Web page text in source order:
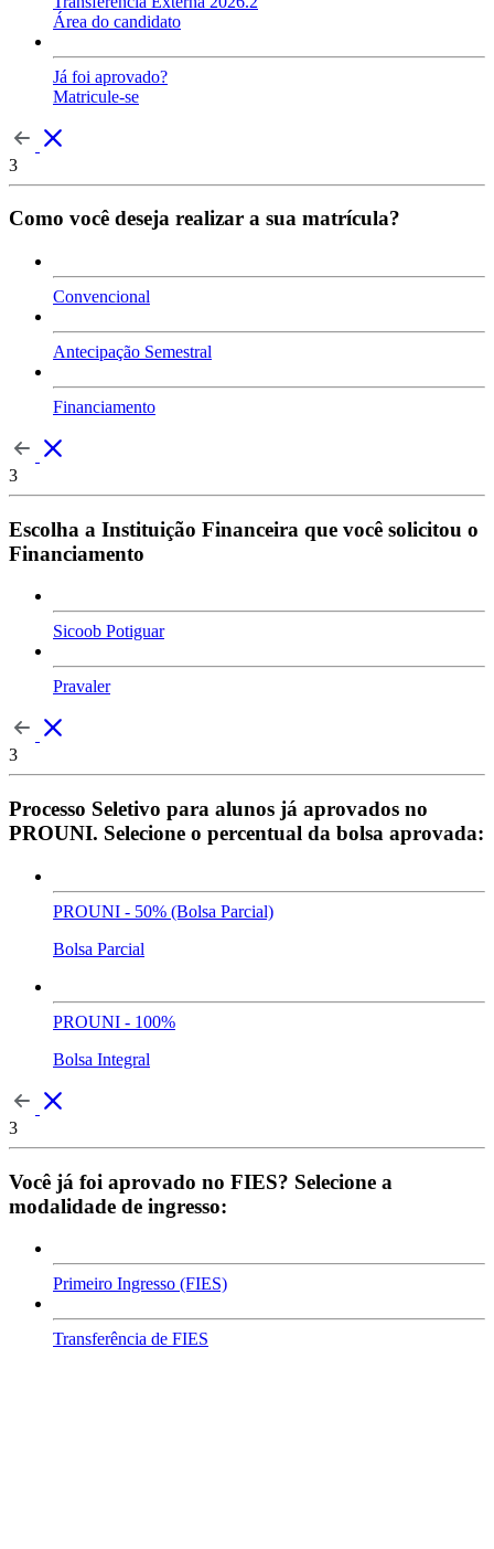
Área do candidato
Já foi aprovado?
Matricule-se
3
Como você deseja realizar a sua matrícula?
Convencional
Antecipação Semestral
Financiamento
3
Escolha a Instituição Financeira que você solicitou o
Financiamento
Sicoob Potiguar
Pravaler
3
Processo Seletivo para alunos já aprovados no
PROUNI. Selecione o percentual da bolsa aprovada:
PROUNI - 50% (Bolsa Parcial)
Bolsa Parcial
PROUNI - 100%
Bolsa Integral
3
Você já foi aprovado no FIES? Selecione a
modalidade de ingresso:
Primeiro Ingresso (FIES)
Transferência de FIES